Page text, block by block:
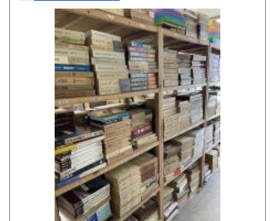
800円
800円 長崎県
800円 大分県
800円 鹿児島県
1,500円